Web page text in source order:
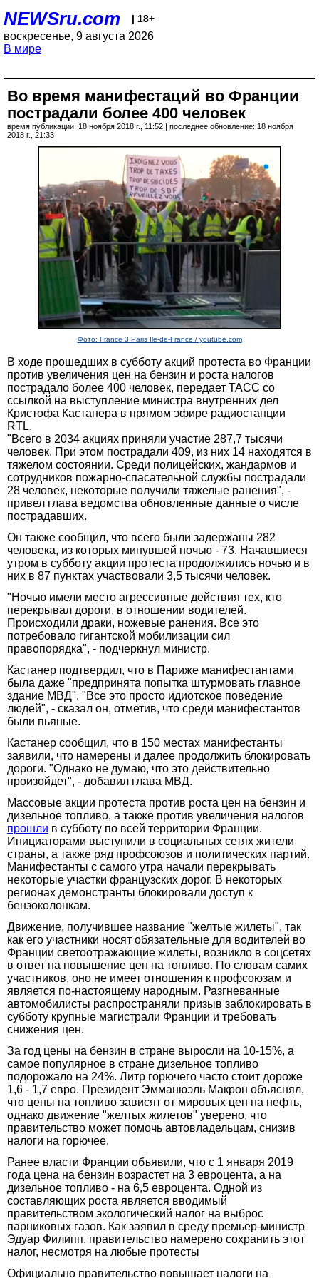
NEWSru.com | 18+
воскресенье, 9 августа 2026
В мире
Во время манифестаций во Франции
пострадали более 400 человек
время публикации: 18 ноября 2018 г., 11:52 | последнее обновление: 18 ноября
2018 г., 21:33
Фото: France 3 Paris Ile-de-France / youtube.com
В ходе прошедших в субботу акций протеста во Франции
против увеличения цен на бензин и роста налогов
пострадало более 400 человек, передает ТАСС со
ссылкой на выступление министра внутренних дел
Кристофа Кастанера в прямом эфире радиостанции
RTL.
"Всего в 2034 акциях приняли участие 287,7 тысячи
человек. При этом пострадали 409, из них 14 находятся в
тяжелом состоянии. Среди полицейских, жандармов и
сотрудников пожарно-спасательной службы пострадали
28 человек, некоторые получили тяжелые ранения", -
привел глава ведомства обновленные данные о числе
пострадавших.
Он также сообщил, что всего были задержаны 282
человека, из которых минувшей ночью - 73. Начавшиеся
утром в субботу акции протеста продолжились ночью и в
них в 87 пунктах участвовали 3,5 тысячи человек.
"Ночью имели место агрессивные действия тех, кто
перекрывал дороги, в отношении водителей.
Происходили драки, ножевые ранения. Все это
потребовало гигантской мобилизации сил
правопорядка", - подчеркнул министр.
Кастанер подтвердил, что в Париже манифестантами
была даже "предпринята попытка штурмовать главное
здание МВД". "Все это просто идиотское поведение
людей", - сказал он, отметив, что среди манифестантов
были пьяные.
Кастанер сообщил, что в 150 местах манифестанты
заявили, что намерены и далее продолжить блокировать
дороги. "Однако не думаю, что это действительно
произойдет", - добавил глава МВД.
Массовые акции протеста против роста цен на бензин и
дизельное топливо, а также против увеличения налогов
прошли в субботу по всей территории Франции.
Инициаторами выступили в социальных сетях жители
страны, а также ряд профсоюзов и политических партий.
Манифестанты с самого утра начали перекрывать
некоторые участки французских дорог. В некоторых
регионах демонстранты блокировали доступ к
бензоколонкам.
Движение, получившее название "желтые жилеты", так
как его участники носят обязательные для водителей во
Франции светоотражающие жилеты, возникло в соцсетях
в ответ на повышение цен на топливо. По словам самих
участников, оно не имеет отношения к профсоюзам и
является по-настоящему народным. Разгневанные
автомобилисты распространяли призыв заблокировать в
субботу крупные магистрали Франции и требовать
снижения цен.
За год цены на бензин в стране выросли на 10-15%, а
самое популярное в стране дизельное топливо
подорожало на 24%. Литр горючего часто стоит дороже
1,6 - 1,7 евро. Президент Эмманюэль Макрон объяснял,
что цены на топливо зависят от мировых цен на нефть,
однако движение "желтых жилетов" уверено, что
правительство может помочь автовладельцам, снизив
налоги на горючее.
Ранее власти Франции объявили, что с 1 января 2019
года цена на бензин возрастет на 3 евроцента, а на
дизельное топливо - на 6,5 евроцента. Одной из
составляющих роста является вводимый
правительством экологический налог на выброс
парниковых газов. Как заявил в среду премьер-министр
Эдуар Филипп, правительство намерено сохранить этот
налог, несмотря на любые протесты
Официально правительство повышает налоги на